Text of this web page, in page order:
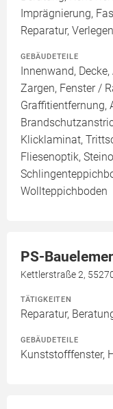
Imprägnierung,
Reparatur, Verlegen
GEBÄUDETEILE
Innenwand,
Zargen, Fenster /
Graffitientfernung,
Klicklaminat,
Fliesenoptik,
Wollteppichboden
PS-
Kettlerstraße 2,
TÄTIGKEITEN
Reparatur,
GEBÄUDETEILE
Kunststofffenster,